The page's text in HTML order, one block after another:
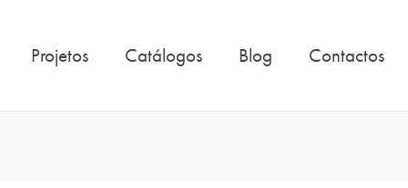
Projetos Catálogos Blog Contactos